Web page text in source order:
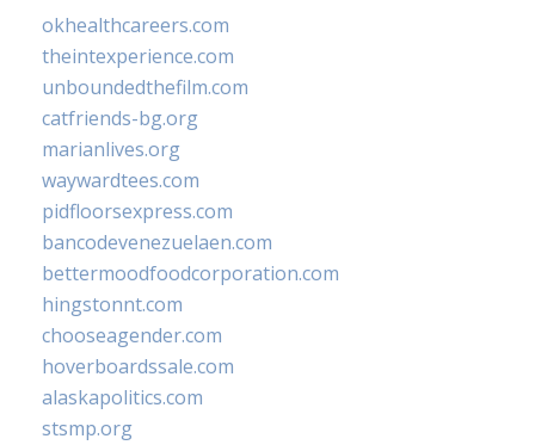
okhealthcareers.com
theintexperience.com
unboundedthefilm.com
catfriends-bg.org
marianlives.org
waywardtees.com
pidfloorsexpress.com
bancodevenezuelaen.com
bettermoodfoodcorporation.com
hingstonnt.com
chooseagender.com
hoverboardssale.com
alaskapolitics.com
stsmp.org